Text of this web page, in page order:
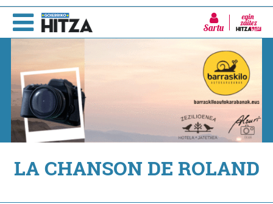
Sartu
LA CHANSON DE ROLAND